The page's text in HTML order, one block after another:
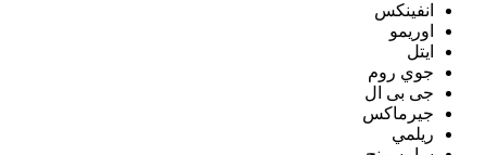
انفينكس
اوريمو
ايتل
جوي روم
جى بى ال
جيرماكس
ريلمي